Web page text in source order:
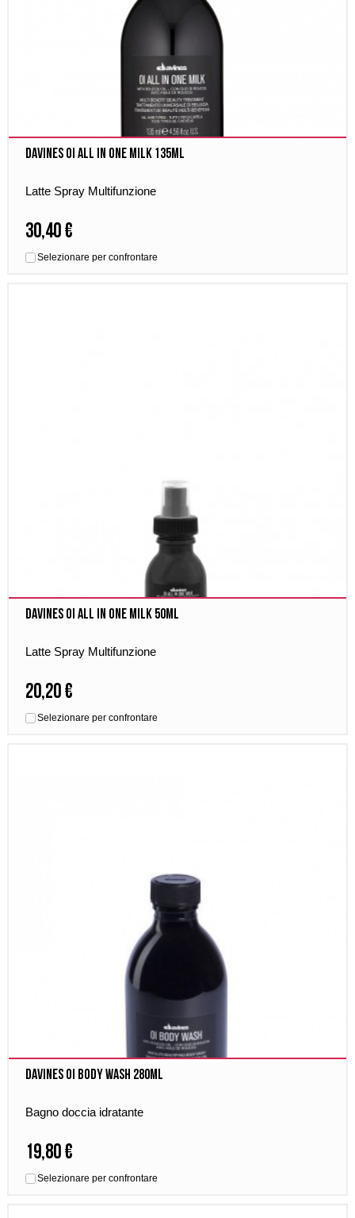
Davines OI All in One Milk 135ml
Latte Spray Multifunzione
30,40 €
Selezionare per confrontare
Davines OI All in One Milk 50ml
Latte Spray Multifunzione
20,20 €
Selezionare per confrontare
Davines OI Body Wash 280ml
Bagno doccia idratante
19,80 €
Selezionare per confrontare